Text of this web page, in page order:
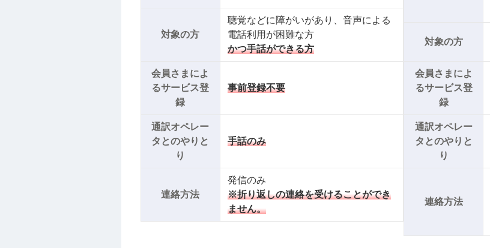
対象の方
聴覚などに障がいがあり、音声による
電話利用が困難な方
かつ手話ができる方
会員さまによ
るサービス登
録
事前登録不要
通訳オペレー
タとのやりと
り
手話のみ
連絡方法
発信のみ
※折り返しの連絡を受けることができ
ません。
対象の方
会員さまによ
るサービス登
録
通訳オペレー
タとのやりと
り
連絡方法